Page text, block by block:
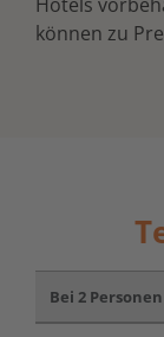
können zu
Bei 2